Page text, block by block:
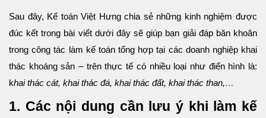
Sau đây, Kế toán Việt Hưng chia sẻ những kinh nghiệm được
đúc kết trong bài viết dưới đây sẽ giúp bạn giải đáp băn khoăn
trong công tác làm kế toán tổng hợp tại các doanh nghiệp khai
thác khoáng sản –trên thực tế có nhiều loại như điển hình là:
khai thác cát, khai thác đá, khai thác đất, khai thác than,…
1. Các nội dung cần lưu ý khi làm kế